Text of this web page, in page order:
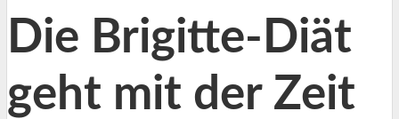
Die Brigitte-Diät
geht mit der Zeit